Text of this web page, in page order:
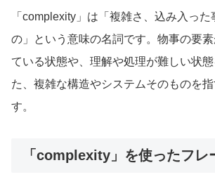
「complexity」は「複雑さ、込み入った
の」という意味の名詞です。物事の要
ている状態や、理解や処理が難しい状
た、複雑な構造やシステムそのものを
す。
「complexity」を使ったフレ